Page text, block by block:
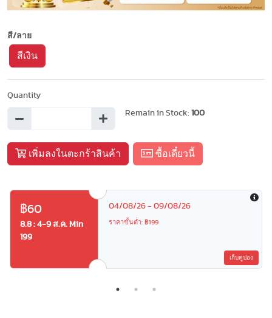
สี/ลาย
สีเงิน
Quantity
Remain in Stock: 100
เพิ่มลงในตะกร้าสินค้า ซื้อเดี๋ยวนี้
฿60
8.8 : 4-9 ส.ค. Min
199
04/08/26 - 09/08/26
ราคาขั้นต่ำ: ฿199
เก็บคูปอง